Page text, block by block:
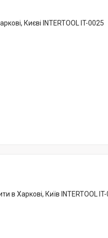
Києві INTERTOOL IT-0025
в Харкові, Київ INTERTOOL